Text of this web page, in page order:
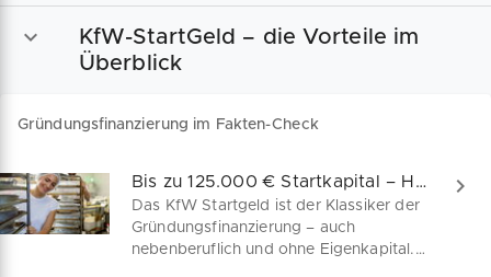
KfW-StartGeld – die Vorteile im
Überblick
Gründungsfinanzierung im Fakten-Check
Bis zu 125.000 € Startkapital – Hast du Anspruch?
Das KfW Startgeld ist der Klassiker der
Gründungsfinanzierung – auch
nebenberuflich und ohne Eigenkapital.